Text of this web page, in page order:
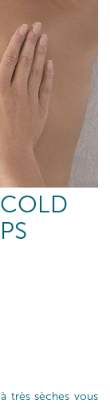
très sèches vous